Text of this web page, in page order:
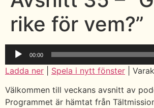
rike för vem?”
Ljudspelare
00:00
Ladda ner Spela i nytt fönster
Välkommen till veckans avsnitt av
Programmet är hämtat från